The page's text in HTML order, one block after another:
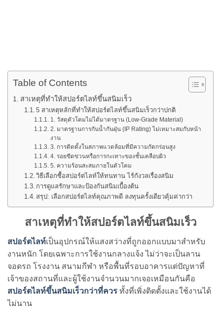
Table of Contents
สาเหตุที่ทำให้สปอร์ตไลท์ขึ้นสนิมเร็ว
5 สาเหตุหลักที่ทำให้สปอร์ตไลท์ขึ้นสนิมเร็วกว่าปกติ
1. วัสดุตัวโคมไม่ได้มาตรฐาน (Low-Grade Material)
2. มาตรฐานการกันน้ำกันฝุ่น (IP Rating) ไม่เหมาะสมกับหน้า
งาน
3. การติดตั้งในสภาพแวดล้อมที่มีความกัดกร่อนสูง
4. รอยขีดข่วนหรือการกะเทาะของชั้นเคลือบผิว
5. ความร้อนสะสมภายในตัวโคม
วิธีเลือกซื้อสปอร์ตไลท์ให้ทนทาน ไร้กังวลเรื่องสนิม
การดูแลรักษาและป้องกันสนิมเบื้องต้น
สรุป: เลือกสปอร์ตไลท์คุณภาพดี ลงทุนครั้งเดียวคุ้มค่ากว่า
สาเหตุที่ทำให้สปอร์ตไลท์ขึ้นสนิมเร็ว
สปอร์ตไลท์เป็นอุปกรณ์ให้แสงสว่างที่ถูกออกแบบมาสำหรับ
งานหนัก โดยเฉพาะการใช้งานกลางแจ้ง ไม่ว่าจะเป็นลาน
จอดรถ โรงงาน สนามกีฬา หรือพื้นที่รอบอาคารแต่ปัญหาที่
เจ้าของสถานที่และผู้ใช้งานจำนวนมากเจอเหมือนกันคือ
สปอร์ตไลท์ขึ้นสนิมเร็วกว่าที่ควร ทั้งที่เพิ่งติดตั้งและใช้งานได้
ไม่นาน